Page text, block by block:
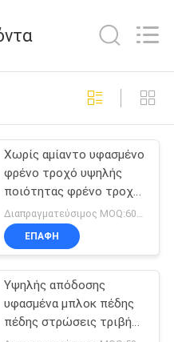
42
23
Χωρίς αμίαντο υφασμένο
φρένο τροχό υψηλής
ποιότητας φρένο τροχό
τροχό στην καλύτερη
τιμή
Διαπραγματεύσιμος MOQ:600 κλ
ΕΠΑΦΉ
Υψηλής απόδοσης
υφασμένα μπλοκ πέδης
πέδης στρώσεις τριβής